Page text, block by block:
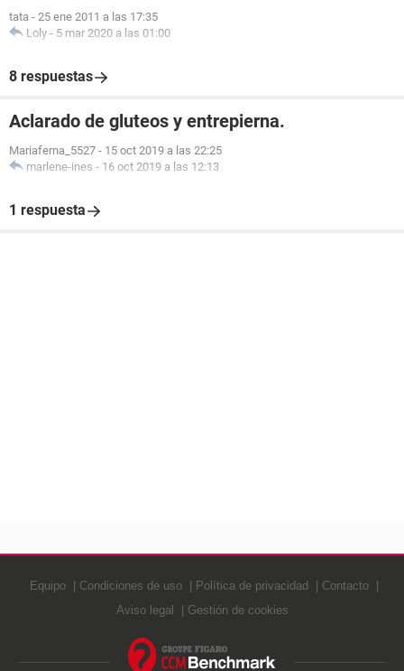
tata - 25 ene 2011 a las 17:35
Loly - 5 mar 2020 a las 01:00
8 respuestas
Aclarado de gluteos y entrepierna.
Mariaferna_5527 - 15 oct 2019 a las 22:25
marlene-ines - 16 oct 2019 a las 12:13
1 respuesta
Equipo Condiciones de uso Política de privacidad
Contacto
Aviso legal
Gestión de cookies